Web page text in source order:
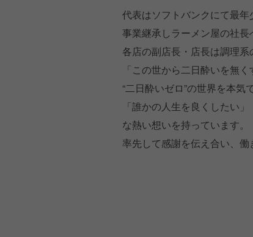
代表はソフトバンクにて最
事業継承しラーメン屋の社長
各店の副店長・店長は調理系
「この世から二日酔いを無く
“二日酔いゼロ”の世界を本気
「誰かの人生を良くしたい
な熱い想いを持っています。
率先して感謝を伝え合い、